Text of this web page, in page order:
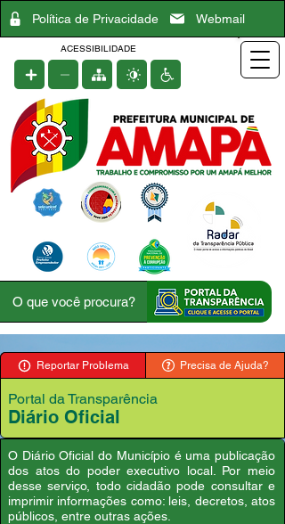
Política de Privacidade Webmail
ACESSIBILIDADE
Reportar Problema Precisa de Ajuda?
Portal da Transparência
Diário Oficial
O Diário Oficial do Município é uma publicação
dos atos do poder executivo local. Por meio
desse serviço, todo cidadão pode consultar e
imprimir informações como: leis, decretos, atos
públicos, entre outras ações.